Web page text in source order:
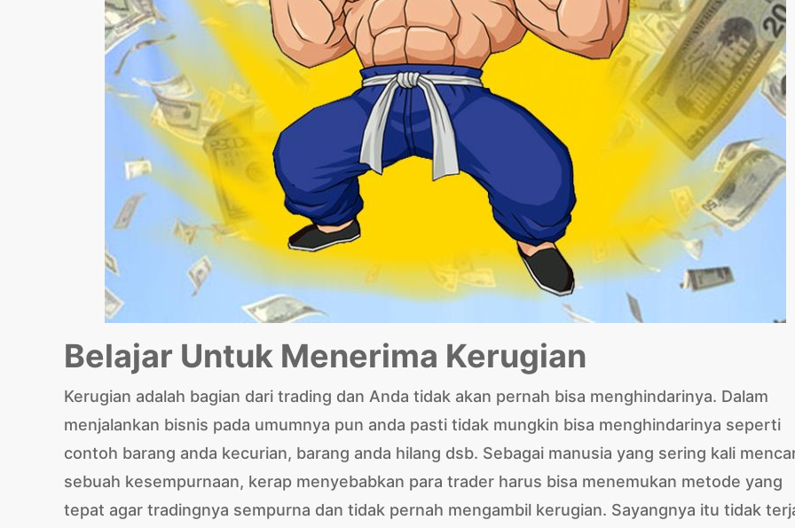
Belajar Untuk Menerima Kerugian
Kerugian adalah bagian dari trading dan Anda tidak akan pernah bisa menghindarinya. Dalam
menjalankan bisnis pada umumnya pun anda pasti tidak mungkin bisa menghindarinya seperti
contoh barang anda kecurian, barang anda hilang dsb. Sebagai manusia yang sering kali
sebuah kesempurnaan, kerap menyebabkan para trader harus bisa menemukan metode yang
tepat agar tradingnya sempurna dan tidak pernah mengambil kerugian. Sayangnya itu tidak